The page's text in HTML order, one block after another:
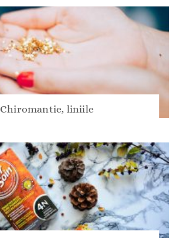
Chiromantie, liniile